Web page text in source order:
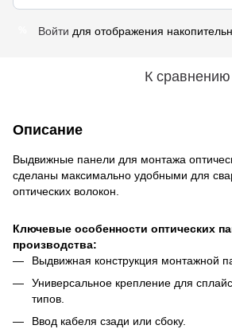
Войти для отображения
К сравнению
Описание
Выдвижные панели для монтажа
сделаны максимально удобными для
оптических волокон.
Ключевые особенности оптических
производства:
Выдвижная конструкция монтажной
Универсальное крепление для
типов.
Ввод кабеля сзади или сбоку.